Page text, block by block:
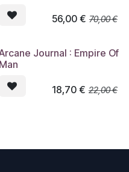
56,00€ 70,00€
Journal : Empire Of
Man
18,70€ 22,00€